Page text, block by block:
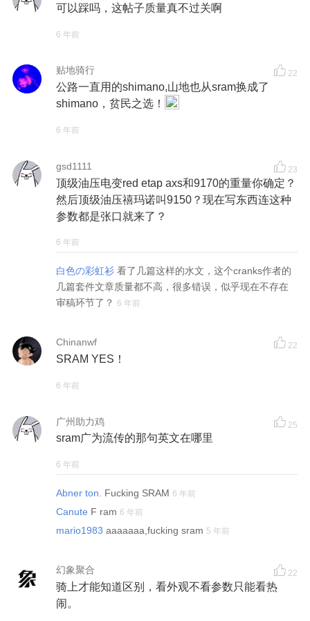
可以踩吗，这帖子质量真不过关啊
6 年前
贴地骑行 22
公路一直用的shimano,山地也从sram换成了
shimano，贫民之选！
6 年前
gsd1111 23
顶级油压电变red etap axs和9170的重量你确定？
然后顶级油压禧玛诺叫9150？现在写东西连这种
参数都是张口就来了？
6 年前
白色の彩虹衫 看了几篇这样的水文，这个cranks作者的
几篇套件文章质量都不高，很多错误，似乎现在不存在
审稿环节了？ 6 年前
Chinanwf 22
SRAM YES！
6 年前
广州助力鸡 25
sram广为流传的那句英文在哪里
6 年前
Abner ton. Fucking SRAM 6 年前
Canute F ram 6 年前
mario1983 aaaaaaa,fucking sram 5 年前
幻象聚合 22
骑上才能知道区别，看外观不看参数只能看热
闹。